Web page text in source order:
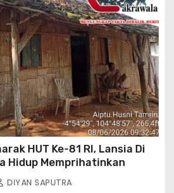
HUT Ke-81 RI, Lansia Di
Hidup Memprihatinkan
DIYAN SAPUTRA